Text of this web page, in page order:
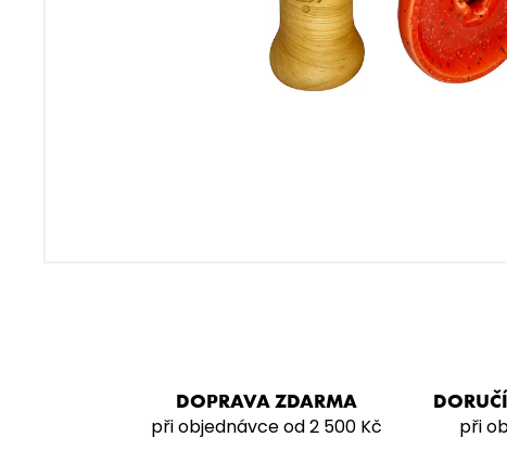
DOPRAVA ZDARMA
při objednávce od 2 500 Kč
při
MUSTHAVE 200G - CURANT